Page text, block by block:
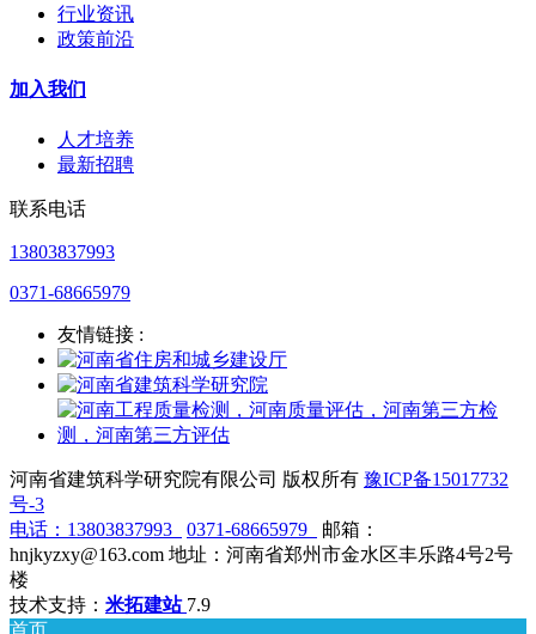
行业资讯
政策前沿
加入我们
人才培养
最新招聘
联系电话
13803837993
0371-68665979
友情链接 :
河南省建筑科学研究院有限公司 版权所有 豫ICP备15017732
号-3
电话： 13803837993 0371-68665979
邮箱：
hnjkyzxy@163.com 地址：河南省郑州市金水区丰乐路4号2号
楼
技术支持： 米拓建站 7.9